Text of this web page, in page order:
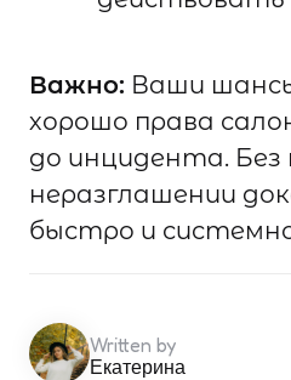
Важно: Ваши
хорошо права
до инцидента. Без
неразглашении
быстро и
Written by
Екатерина